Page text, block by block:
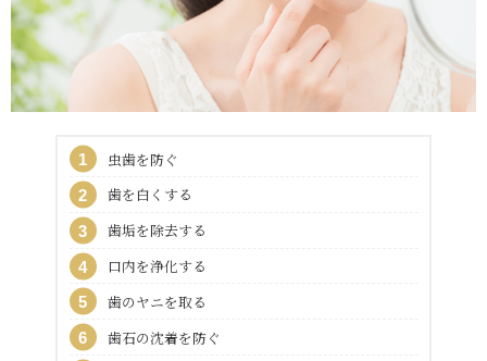
虫歯を防ぐ
歯を白くする
歯垢を除去する
口内を浄化する
歯のヤニを取る
歯石の沈着を防ぐ